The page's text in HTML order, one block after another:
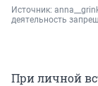
Источник:
деятельность
При личной